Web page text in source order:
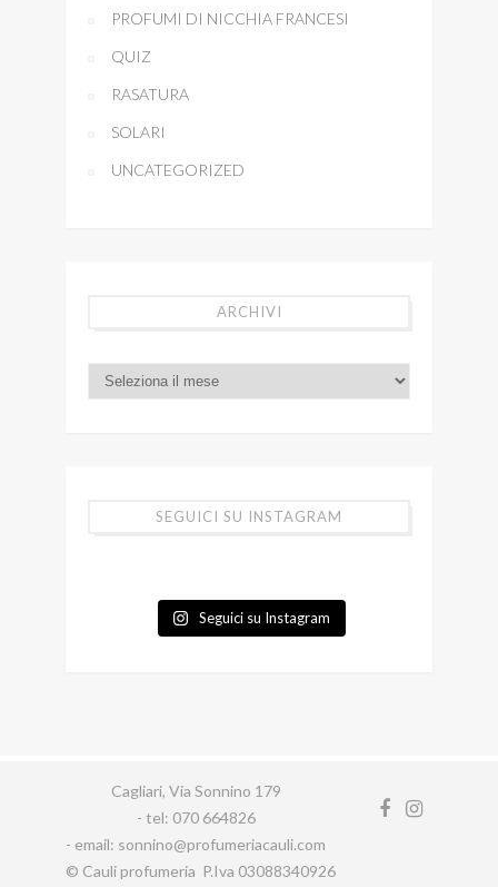
PROFUMI DI NICCHIA FRANCESI
QUIZ
RASATURA
SOLARI
UNCATEGORIZED
ARCHIVI
SEGUICI SU INSTAGRAM
Seguici su Instagram
Cagliari, Via Sonnino 179
- tel: 070 664826
- email: sonnino@profumeriacauli.com
© Cauli profumeria P.Iva 03088340926